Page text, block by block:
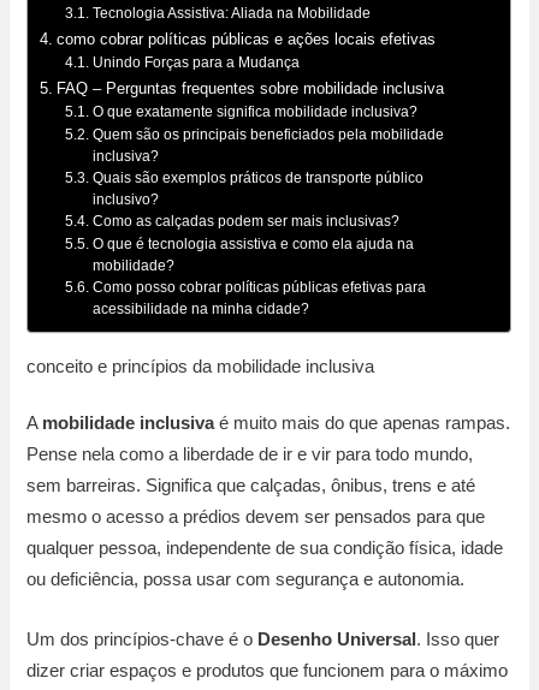
Tecnologia Assistiva: Aliada na Mobilidade
como cobrar políticas públicas e ações locais efetivas
Unindo Forças para a Mudança
FAQ – Perguntas frequentes sobre mobilidade inclusiva
O que exatamente significa mobilidade inclusiva?
Quem são os principais beneficiados pela mobilidade
inclusiva?
Quais são exemplos práticos de transporte público
inclusivo?
Como as calçadas podem ser mais inclusivas?
O que é tecnologia assistiva e como ela ajuda na
mobilidade?
Como posso cobrar políticas públicas efetivas para
acessibilidade na minha cidade?
conceito e princípios da mobilidade inclusiva
A mobilidade inclusivaé muito mais do que apenas rampas.
Pense nela como a liberdade de ir e vir para todo mundo,
sem barreiras. Significa que calçadas, ônibus, trens e até
mesmo o acesso a prédios devem ser pensados para que
qualquer pessoa, independente de sua condição física, idade
ou deficiência, possa usar com segurança e autonomia.
Um dos princípios-chave é o Desenho Universal . Isso quer
dizer criar espaços e produtos que funcionem para o máximo